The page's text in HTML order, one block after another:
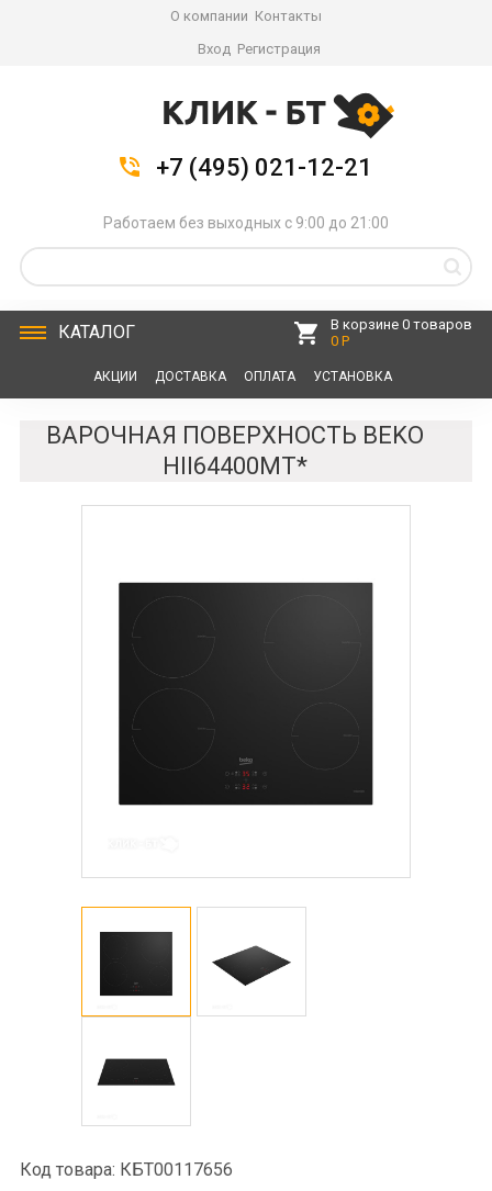
О компании Контакты
Вход Регистрация
+7 (495) 021-12-21
Работаем без выходных с 9:00 до 21:00
КАТАЛОГ
В корзине 0 товаров
0 Р
АКЦИИ ДОСТАВКА ОПЛАТА УСТАНОВКА
ВАРОЧНАЯ ПОВЕРХНОСТЬ BEKO
HII64400MT*
Код товара: КБТ00117656